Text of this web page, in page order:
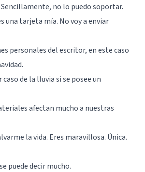
Sencillamente, no lo puedo soportar.
una tarjeta mía. No voy a enviar
personales del escritor, en este caso
caso de la lluvia si se posee un
afectan mucho a nuestras
la vida. Eres maravillosa. Única.
puede decir mucho.